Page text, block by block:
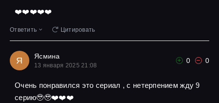
❤️❤️❤️❤️❤️
Ответить Цитировать
Я Ясмина
13 января 2025 21:08
0 0
Очень понравился это сериал , с нетерпением жду 9
серию🥹🥹❤️❤️❤️